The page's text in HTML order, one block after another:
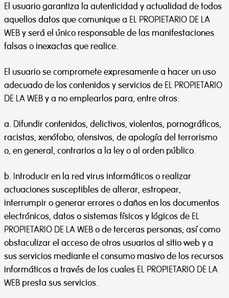
El usuario garantiza la autenticidad y actualidad de todos
aquellos datos que comunique a EL PROPIETARIO DE LA
WEB y será el único responsable de las manifestaciones
falsas o inexactas que realice.
El usuario se compromete expresamente a hacer un uso
adecuado de los contenidos y servicios de EL PROPIETARIO
DE LA WEB y a no emplearlos para, entre otros:
a. Difundir contenidos, delictivos, violentos, pornográficos,
racistas, xenófobo, ofensivos, de apología del terrorismo
o, en general, contrarios a la ley o al orden público.
b. Introducir en la red virus informáticos o realizar
actuaciones susceptibles de alterar, estropear,
interrumpir o generar errores o daños en los documentos
electrónicos, datos o sistemas físicos y lógicos de EL
PROPIETARIO DE LA WEB o de terceras personas; así como
obstaculizar el acceso de otros usuarios al sitio web y a
sus servicios mediante el consumo masivo de los recursos
informáticos a través de los cuales EL PROPIETARIO DE LA
WEB presta sus servicios.